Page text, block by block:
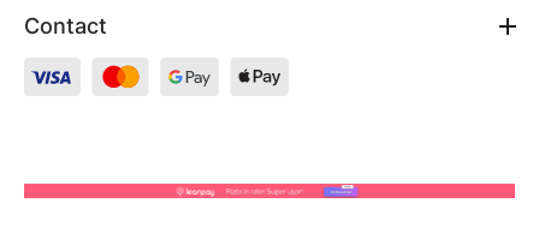
Contact